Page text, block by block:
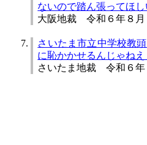
ないので踏ん張ってほし
大阪地裁 令和６年８月
さいたま市立中学校教
に恥かかせるんじゃねえ
さいたま地裁 令和６年